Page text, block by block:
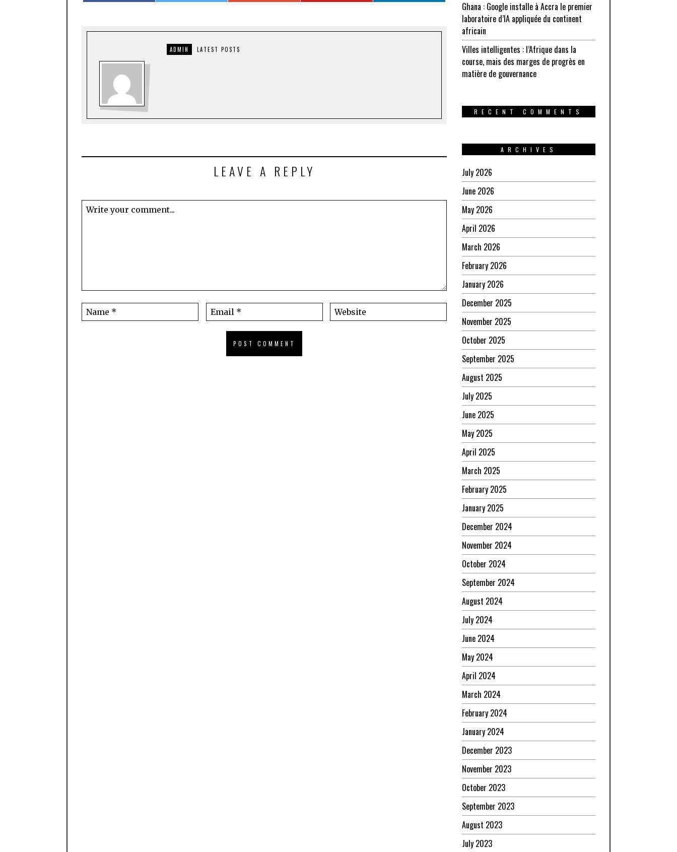
ADMIN LATEST POSTS
LEAVE A REPLY
Ghana : Google installe à Accra le premier
laboratoire d’IA appliquée du continent
africain
Villes intelligentes : l’Afrique dans la
course, mais des marges de progrès en
matière de gouvernance
RECENT COMMENTS
ARCHIVES
July 2026
June 2026
May 2026
April 2026
March 2026
February 2026
January 2026
December 2025
November 2025
October 2025
September 2025
August 2025
July 2025
June 2025
May 2025
April 2025
March 2025
February 2025
January 2025
December 2024
November 2024
October 2024
September 2024
August 2024
July 2024
June 2024
May 2024
April 2024
March 2024
February 2024
January 2024
December 2023
November 2023
October 2023
September 2023
August 2023
July 2023